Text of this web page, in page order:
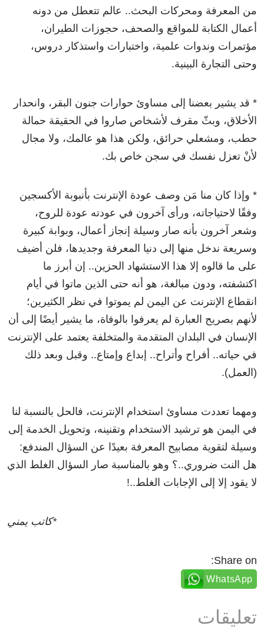
من المعرفة ومحركات البحث.. عالم تتعطل من دونه
أعمال الكتابة للمواقع والصحف، حجوزات الطيران،
مؤتمرات وندوات علمية، واختبارات واستذكار دروس،
وحتى التجارة البينية.
* قد يشير بعضنا إلى مساوئ حوارات جنون البقر، وانحدار
الأخلاق، وبثّ مقرف لأشخاص صاروا في الحقيقة حمالة
حطب، ومشعلي حرائق، ولكن هذا هو عالمك، ولا مجال
لأنْ تعزل نفسك في سجن خاص بك.
* وإذا كان منا مَن وصف عودة الإنترنت بأنبوبة الأكسجين
وفقًا لاحتياجاته، ورأى آخرون في عودته عودة للروح،
وشعر آخرون بأنه صار وسيلة إنجاز أعمال، وبوابة كبيرة
وسريعة ندخل منها إلى دنيا المعرفة وجديدها، فلن أضيف
على ما قالوه إلا هذا الاستشهاد الحزين.. إن أبرز ما
اكتشفته، ودون مبالغة، هو أنه حتى الذين ماتوا في أيام
انقطاع الإنترنت عن اليمن لم يموتوا في نظر الكثيرين؛
لأنهم بصريح العبارة لم يعرفوا بالوفاة، ما يشير أيضًا إلى أن
الإنسان في البلدان المتقدمة والمتخلفة يعتمد على الإنترنت
في حياته.. أفراح وأتراح.. إبداع وإمتاع.. وقبل وبعد ذلك
(العمل).
ومهما تعددت مساوئ استخدام الإنترنت، فالحل بالنسبة لنا
في اليمن هو ترشيد الاستخدام وتقنينه، وتحويل الخدمة إلى
وسيلة لتقوية مصابيح المعرفة بعيدًا عن السؤال المندفع:
هل النت ضروري..؟ وهو بالمناسبة صار السؤال الغلط الذي
لا يقود إلا إلى الإجابات الغلط..!
*كاتب يمني
Share on:
WhatsApp
تعليقات